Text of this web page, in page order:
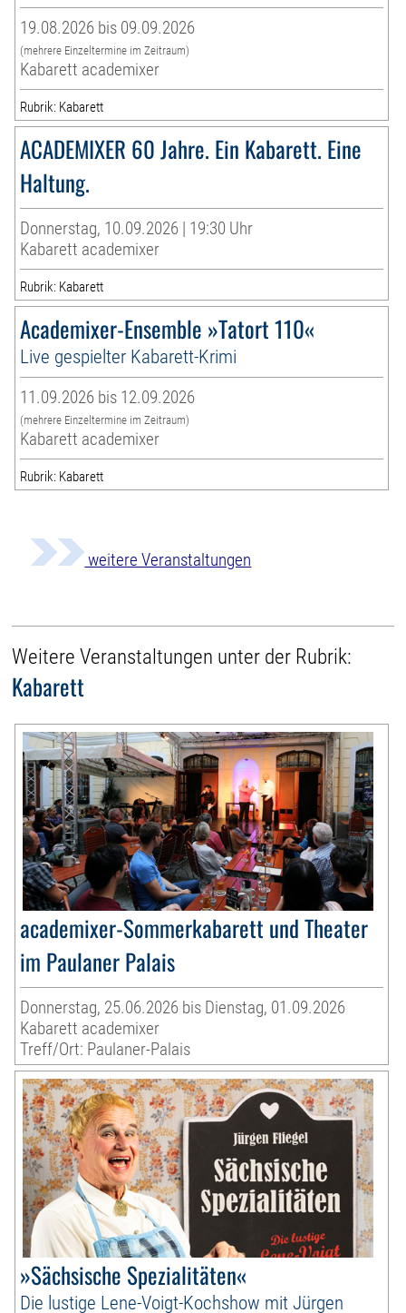
19.08.2026 bis 09.09.2026
(mehrere Einzeltermine im Zeitraum)
Kabarett academixer
Rubrik: Kabarett
ACADEMIXER 60 Jahre. Ein Kabarett. Eine
Haltung.
Donnerstag, 10.09.2026 | 19:30 Uhr
Kabarett academixer
Rubrik: Kabarett
Academixer-Ensemble »Tatort 110«
Live gespielter Kabarett-Krimi
11.09.2026 bis 12.09.2026
(mehrere Einzeltermine im Zeitraum)
Kabarett academixer
Rubrik: Kabarett
weitere Veranstaltungen
Weitere Veranstaltungen unter der Rubrik:
Kabarett
academixer-Sommerkabarett und Theater
im Paulaner Palais
Donnerstag, 25.06.2026 bis Dienstag, 01.09.2026
Kabarett academixer
Treff/Ort: Paulaner-Palais
»Sächsische Spezialitäten«
Die lustige Lene-Voigt-Kochshow mit Jürgen